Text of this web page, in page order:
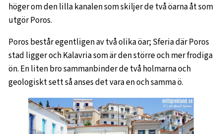
höger om den lilla kanalen som skiljer de två öarna åt som
utgör Poros.
Poros består egentligen av två olika öar; Sferia där Poros
stad ligger och Kalavria som är den större och mer frodiga
ön. En liten bro sammanbinder de två holmarna och
geologiskt sett så anses det vara en och samma ö.